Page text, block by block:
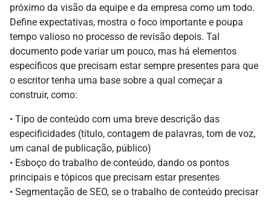
próximo da visão da equipe e da empresa como um todo.
Define expectativas, mostra o foco importante e poupa
tempo valioso no processo de revisão depois. Tal
documento pode variar um pouco, mas há elementos
específicos que precisam estar sempre presentes para que
o escritor tenha uma base sobre a qual começar a
construir, como:
• Tipo de conteúdo com uma breve descrição das
especificidades (título, contagem de palavras, tom de voz,
um canal de publicação, público)
• Esboço do trabalho de conteúdo, dando os pontos
principais e tópicos que precisam estar presentes
• Segmentação de SEO, se o trabalho de conteúdo precisar